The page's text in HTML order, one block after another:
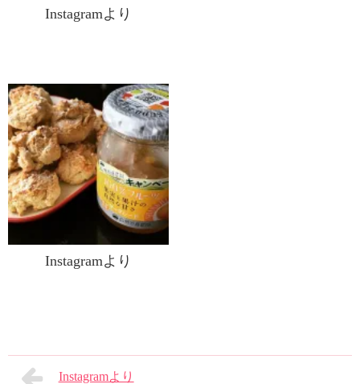
Instagramより
Instagramより
Instagramより